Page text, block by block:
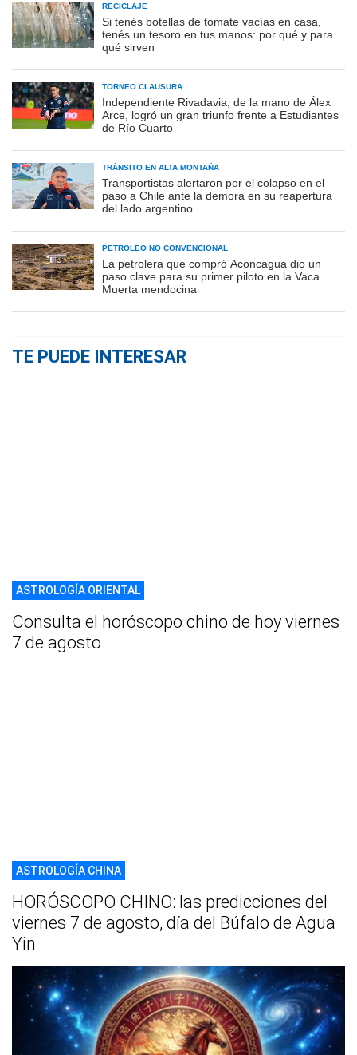
RECICLAJE
Si tenés botellas de tomate vacías en casa,
tenés un tesoro en tus manos: por qué y para
qué sirven
TORNEO CLAUSURA
Independiente Rivadavia, de la mano de Álex
Arce, logró un gran triunfo frente a Estudiantes
de Río Cuarto
TRÁNSITO EN ALTA MONTAÑA
Transportistas alertaron por el colapso en el
paso a Chile ante la demora en su reapertura
del lado argentino
PETRÓLEO NO CONVENCIONAL
La petrolera que compró Aconcagua dio un
paso clave para su primer piloto en la Vaca
Muerta mendocina
TE PUEDE INTERESAR
ASTROLOGÍA ORIENTAL
Consulta el horóscopo chino de hoy viernes
7 de agosto
ASTROLOGÍA CHINA
HORÓSCOPO CHINO: las predicciones del
viernes 7 de agosto, día del Búfalo de Agua
Yin